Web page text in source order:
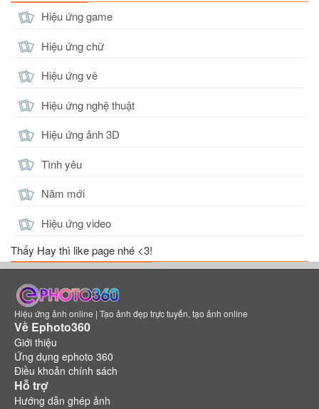
Hiệu ứng game
Hiệu ứng chữ
Hiệu ứng vẽ
Hiệu ứng nghệ thuật
Hiệu ứng ảnh 3D
Tình yêu
Năm mới
Hiệu ứng video
Thấy Hay thì like page nhé <3!
Hiệu ứng ảnh online | Tạo ảnh đẹp trực tuyến, tạo ảnh online
Về Ephoto360
Giới thiệu
Ứng dụng ephoto 360
Điều khoản chính sách
Hỗ trợ
Hướng dẫn ghép ảnh